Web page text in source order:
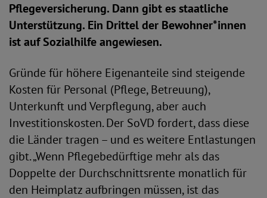
Pflegeversicherung. Dann gibt es staatliche
Unterstützung. Ein Drittel der Bewohner*innen
ist auf Sozialhilfe angewiesen.
Gründe für höhere Eigenanteile sind steigende
Kosten für Personal (Pflege, Betreuung),
Unterkunft und Verpflegung, aber auch
Investitionskosten. Der SoVD fordert, dass diese
die Länder tragen – und es weitere Entlastungen
gibt. „Wenn Pflegebedürftige mehr als das
Doppelte der Durchschnittsrente monatlich für
den Heimplatz aufbringen müssen, ist das